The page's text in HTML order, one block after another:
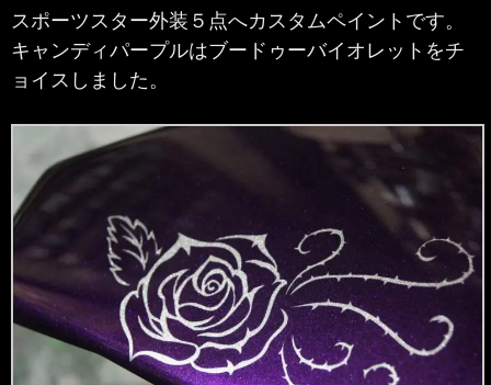
スポーツスター外装５点へカスタムペイントです。
キャンディパープルはブードゥーバイオレットをチ
ョイスしました。